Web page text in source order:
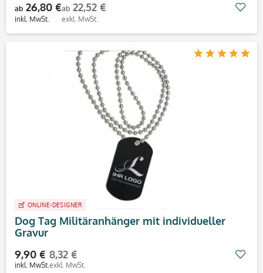
ab 26,80 €
inkl. MwSt.
ab 22,52 €
exkl. MwSt.
ONLINE-DESIGNER
Dog Tag Militäranhänger mit individueller
Gravur
9,90 €
inkl. MwSt.
8,32 €
exkl. MwSt.